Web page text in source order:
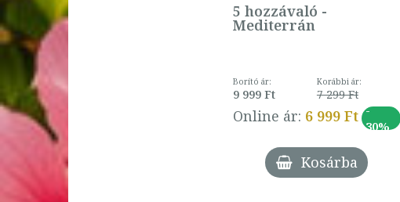
5 hozzávaló -
Mediterrán
Borító ár:
9 999 Ft
Korábbi ár:
7 299 Ft
Online ár: 6 999 Ft -
30%
Kosárba